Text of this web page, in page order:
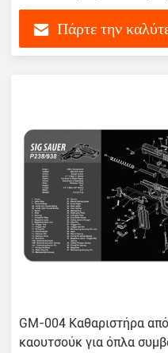
όπλα
Πάρτε την
GM-004 Καθαριστήρα από
καουτσούκ για όπλα